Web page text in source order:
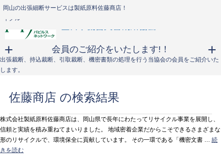
会員のご紹介をいたします!！
出張裁断、持込裁断、引取裁断、機密書類の処理を行う当協会の会員をご紹介いた
します。
佐藤商店 の検索結果
【岡山】地域のプライバシーを守る製紙原料佐藤商店の機密文書処理サービス
株式会社製紙原料佐藤商店は、岡山県で長年にわたってリサイクル事業を展開し、
信頼と実績を積み重ねてまいりました。 地域密着企業だからこそできるさまざまな
形のリサイクルで、環境保全に貢献しています。 その一環である「機密文書 … 続
きを読む
【岡山】製紙原料佐藤商店｜機密文書処理サービスをはじめとする環境保護への
取り組み
【岡山】製紙原料佐藤商店の機密文書処理｜地域密着企業だからこそできるリサ
イクル
古紙回収や機密文書処理・製紙原料の加工販売は岡山の製紙原料佐藤商店！
岡山の出張細断サービスは製紙原料佐藤商店！